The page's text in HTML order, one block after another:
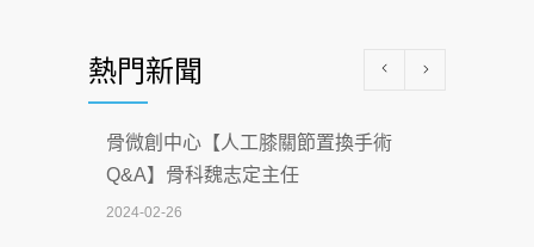
科能量
2026-07-08
沒菸酒也瀕臨洗腎？65歲男靠「這習
慣」逆轉腎功能 醫揭3招救命
2026-07-08
熱門新聞
骨微創中心【人工膝關節置換手術
Q&A】骨科魏志定主任
2024-02-26